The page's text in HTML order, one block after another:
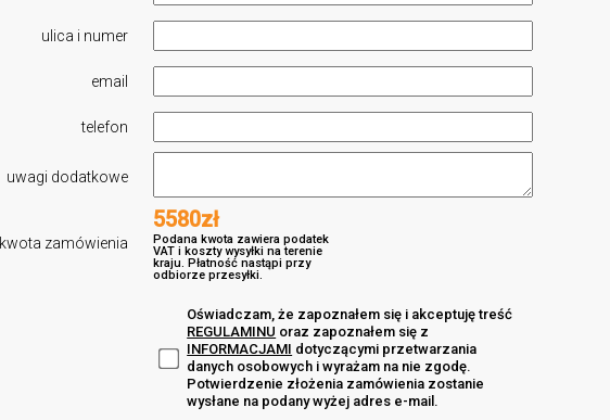
ulica i numer
email
telefon
uwagi dodatkowe
zamówienia
5580zł
Podana kwota zawiera podatek
VAT i koszty wysyłki na terenie
kraju. Płatność nastąpi przy
odbiorze przesyłki.
Oświadczam, że zapoznałem się i akceptuję treść
REGULAMINU oraz zapoznałem się z
INFORMACJAMI dotyczącymi przetwarzania
danych osobowych i wyrażam na nie zgodę.
Potwierdzenie złożenia zamówienia zostanie
wysłane na podany wyżej adres e-mail.